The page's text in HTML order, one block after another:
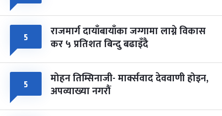
५ राजमार्ग दायाँबायाँका जग्गामा लाग्ने विकास
कर ५ प्रतिशत बिन्दु बढाइँदै
५ मोहन तिम्सिनाजी- मार्क्सवाद देववाणी होइन,
अपव्याख्या नगरौं